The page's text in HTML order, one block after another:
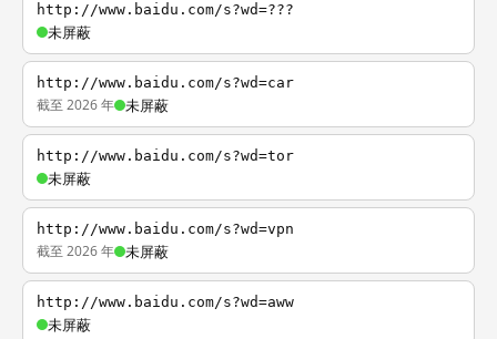
http://www.baidu.com/s?wd=???
未屏蔽
http://www.baidu.com/s?wd=car
截至 2026 年 未屏蔽
http://www.baidu.com/s?wd=tor
未屏蔽
http://www.baidu.com/s?wd=vpn
截至 2026 年 未屏蔽
http://www.baidu.com/s?wd=aww
未屏蔽